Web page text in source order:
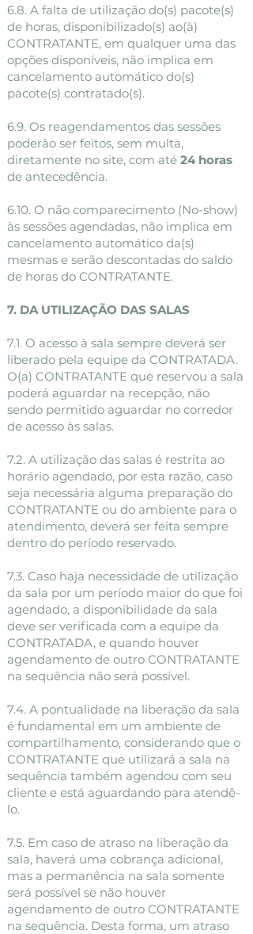
6.8. A falta de utilização do(s) pacote(s)
de horas, disponibilizado(s) ao(à)
CONTRATANTE, em qualquer uma das
opções disponíveis, não implica em
cancelamento automático do(s)
pacote(s) contratado(s).
6.9. Os reagendamentos das sessões
poderão ser feitos, sem multa,
diretamente no site, com até 24 horas
de antecedência.
6.10. O não comparecimento (No-show)
às sessões agendadas, não implica em
cancelamento automático da(s)
mesmas e serão descontadas do saldo
de horas do CONTRATANTE.
7. DA UTILIZAÇÃO DAS SALAS
7.1. O acesso à sala sempre deverá ser
liberado pela equipe da CONTRATADA.
O(a) CONTRATANTE que reservou a sala
poderá aguardar na recepção, não
sendo permitido aguardar no corredor
de acesso às salas.
7.2. A utilização das salas é restrita ao
horário agendado, por esta razão, caso
seja necessária alguma preparação do
CONTRATANTE ou do ambiente para o
atendimento, deverá ser feita sempre
dentro do período reservado.
7.3. Caso haja necessidade de utilização
da sala por um período maior do que foi
agendado, a disponibilidade da sala
deve ser verificada com a equipe da
CONTRATADA, e quando houver
agendamento de outro CONTRATANTE
na sequência não será possível.
7.4. A pontualidade na liberação da sala
é fundamental em um ambiente de
compartilhamento, considerando que o
CONTRATANTE que utilizará a sala na
sequência também agendou com seu
cliente e está aguardando para atendê-
lo.
7.5. Em caso de atraso na liberação da
sala, haverá uma cobrança adicional,
mas a permanência na sala somente
será possível se não houver
agendamento de outro CONTRATANTE
na sequência. Desta forma, um atraso